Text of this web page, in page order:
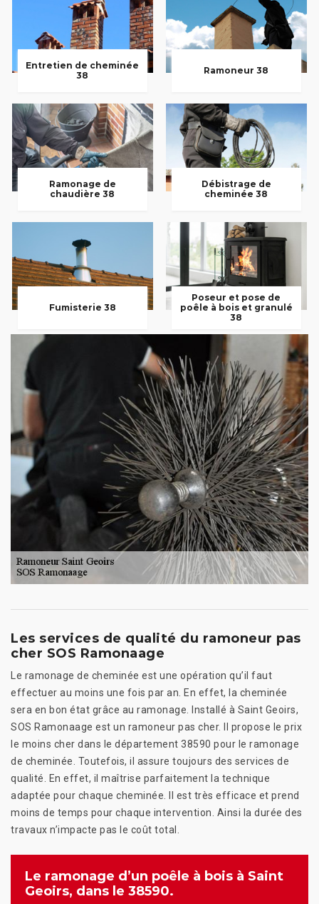
Entretien de cheminée
38
Ramoneur 38
Ramonage de
chaudière 38
Débistrage de
cheminée 38
Fumisterie 38
Poseur et pose de
poêle à bois et granulé
38
Les services de qualité du ramoneur pas
cher SOS Ramonaage
Le ramonage de cheminée est une opération qu’il faut
effectuer au moins une fois par an. En effet, la cheminée
sera en bon état grâce au ramonage. Installé à Saint Geoirs,
SOS Ramonaage est un ramoneur pas cher. Il propose le prix
le moins cher dans le département 38590 pour le ramonage
de cheminée. Toutefois, il assure toujours des services de
qualité. En effet, il maîtrise parfaitement la technique
adaptée pour chaque cheminée. Il est très efficace et prend
moins de temps pour chaque intervention. Ainsi la durée des
travaux n’impacte pas le coût total.
Le ramonage d’un poêle à bois à Saint
Geoirs, dans le 38590.